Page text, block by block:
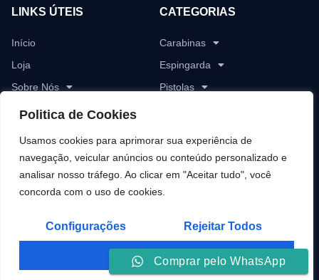
Politica de Cookies
Usamos cookies para aprimorar sua experiência de
navegação, veicular anúncios ou conteúdo personalizado e
analisar nosso tráfego. Ao clicar em "Aceitar tudo", você
concorda com o uso de cookies.
Configurações Rejeitar Todos
Aceitar Todos
LINKS ÚTEIS
Início
Loja
Sobre Nós
Blog
CATEGORIAS
Carabinas
Espingarda
Pistolas
Munições
Pólvoras
Copyright © 2014 - 2025 Casa do Javali, All rights reserved.
Comprar pelo WhatsApp